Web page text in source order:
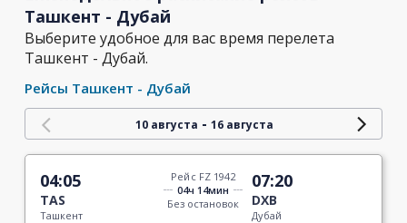
Ташкент - Дубай
Выберите удобное для вас время перелета
Ташкент - Дубай.
Рейсы Ташкент - Дубай
10 августа - 16 августа
04:05
TAS
Ташкент
Рейс FZ 1942
04ч 14мин
Без остановок
07:20
DXB
Дубай